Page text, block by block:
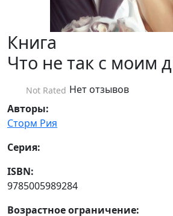
Книга
Что не так с моим
Not Rated Нет отзывов
Авторы:
Сторм Рия
Серия:
ISBN:
9785005989284
Возрастное ограничение: